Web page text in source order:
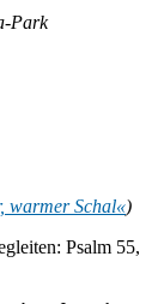
Park
warmer Schal«)
Psalm 55,